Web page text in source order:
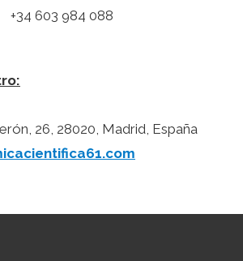
+34 603 984 088
26, 28020, Madrid, España